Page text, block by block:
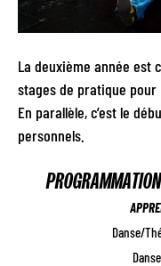
La deuxième année est
stages de pratique
En parallèle, c’est le
personnels.
Danse/